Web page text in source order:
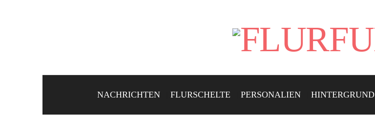
NACHRICHTEN FLURSCHELTE PERSONALIEN HINTERGRUND